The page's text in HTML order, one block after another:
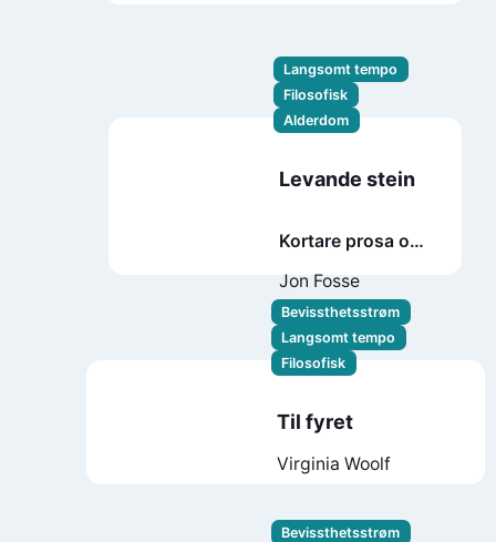
Langsomt tempo
Filosofisk
Alderdom
Levande stein
Kortare prosa og
Jon Fosse
Bevissthetsstrøm
Langsomt tempo
Filosofisk
Til fyret
Virginia Woolf
Bevissthetsstrøm